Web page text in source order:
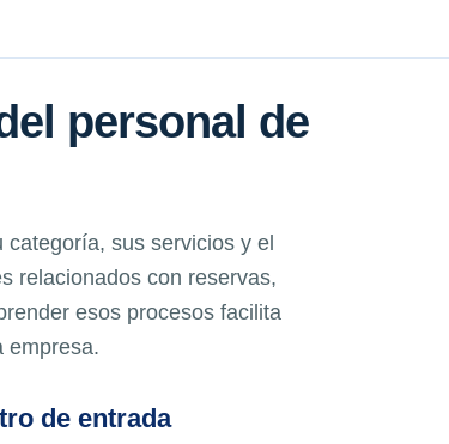
personal de
sus servicios y el
relacionados con reservas,
esos procesos facilita
empresa.
de entrada